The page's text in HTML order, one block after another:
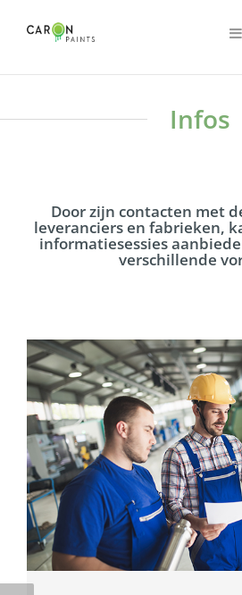
Infos
Door zijn contacten met
leveranciers en fabrieken,
informatiesessies
verschillende